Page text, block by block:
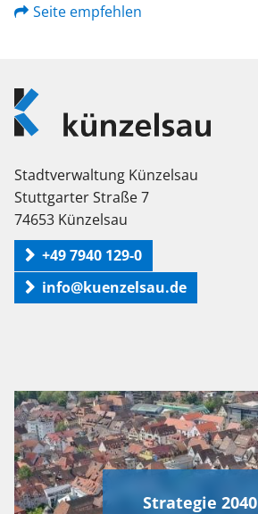
Seite empfehlen
Logo
Künzelsau
Stadtverwaltung Künzelsau
Stuttgarter Straße 7
74653 Künzelsau
+49 7940 129-0
info@kuenzelsau.de
Strategie 2040